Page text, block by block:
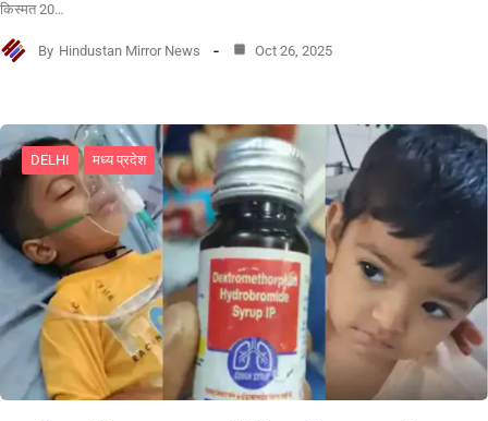
किस्मत 20…
By Hindustan Mirror News Oct 26, 2025
DELHI मध्य प्रदेश